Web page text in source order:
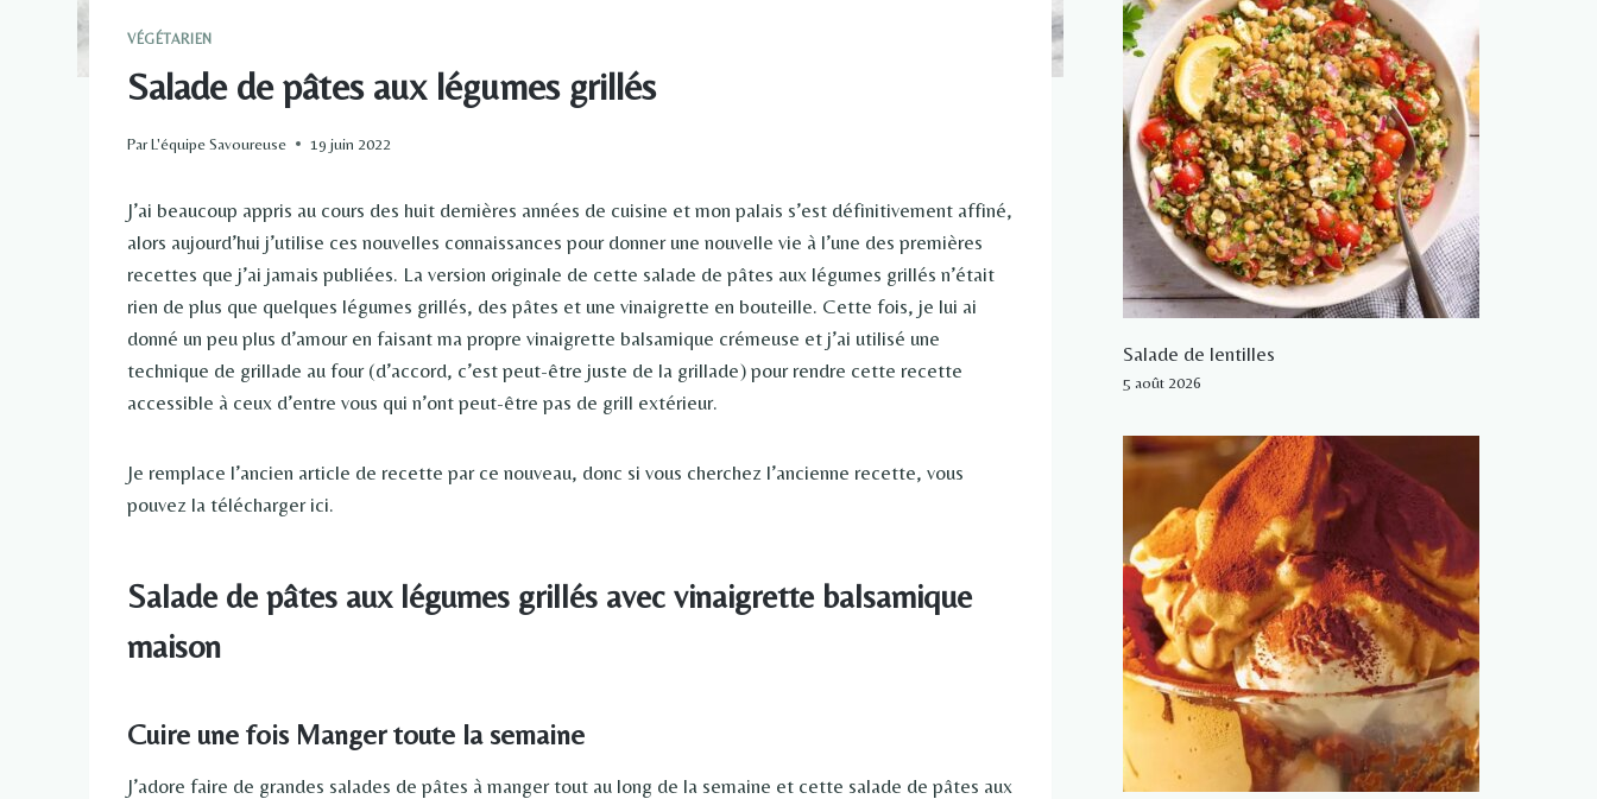
VÉGÉTARIEN
Salade de pâtes aux légumes grillés
ParL'équipe Savoureuse 19 juin 2022
J’ai beaucoup appris au cours des huit dernières années de cuisine et mon palais s’est définitivement affiné,
alors aujourd’hui j’utilise ces nouvelles connaissances pour donner une nouvelle vie à l’une des premières
recettes que j’ai jamais publiées. La version originale de cette salade de pâtes aux légumes grillés n’était
rien de plus que quelques légumes grillés, des pâtes et une vinaigrette en bouteille. Cette fois, je lui ai
donné un peu plus d’amour en faisant ma propre vinaigrette balsamique crémeuse et j’ai utilisé une
technique de grillade au four (d’accord, c’est peut-être juste de la grillade) pour rendre cette recette
accessible à ceux d’entre vous qui n’ont peut-être pas de grill extérieur.
Je remplace l’ancien article de recette par ce nouveau, donc si vous cherchez l’ancienne recette, vous
pouvez la télécharger ici.
Salade de pâtes aux légumes grillés avec vinaigrette balsamique
maison
Cuire une fois Manger toute la semaine
J’adore faire de grandes salades de pâtes à manger tout au long de la semaine et cette salade de pâtes aux
Salade de lentilles
5 août 2026